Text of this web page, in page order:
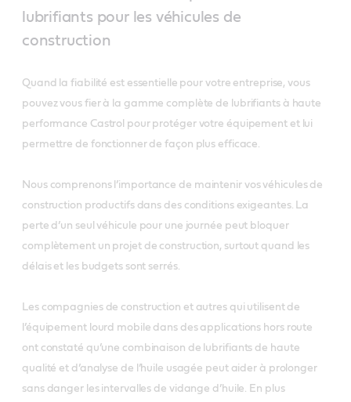
lubrifiants pour les véhicules de
construction
Quand la fiabilité est essentielle pour votre entreprise, vous
pouvez vous fier à la gamme complète de lubrifiants à haute
performance Castrol pour protéger votre équipement et lui
permettre de fonctionner de façon plus efficace.
Nous comprenons l’importance de maintenir vos véhicules de
construction productifs dans des conditions exigeantes. La
perte d’un seul véhicule pour une journée peut bloquer
complètement un projet de construction, surtout quand les
délais et les budgets sont serrés.
Les compagnies de construction et autres qui utilisent de
l’équipement lourd mobile dans des applications hors route
ont constaté qu’une combinaison de lubrifiants de haute
qualité et d’analyse de l’huile usagée peut aider à prolonger
sans danger les intervalles de vidange d’huile. En plus